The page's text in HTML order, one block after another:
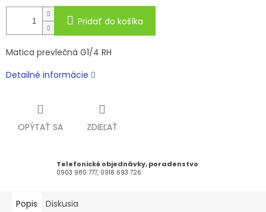
Pridať do košíka
Matica prevlečná G1/4 RH
Detailné informácie
OPÝTAŤ SA ZDIEĽAŤ
Telefonické objednávky, poradenstvo
0903 980 777, 0918 693 726
Popis Diskusia